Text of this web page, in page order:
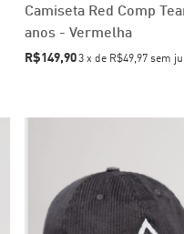
Camiseta Red Comp
anos - Vermelha
R$149,90 3 x de R$49,97 sem